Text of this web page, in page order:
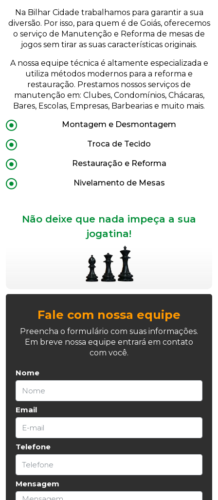
Na Bilhar Cidade trabalhamos para garantir a sua
diversão. Por isso, para quem é de Goiás, oferecemos
o serviço de Manutenção e Reforma de mesas de
jogos sem tirar as suas características originais.
A nossa equipe técnica é altamente especializada e
utiliza métodos modernos para a reforma e
restauração. Prestamos nossos serviços de
manutenção em: Clubes, Condomínios, Chácaras,
Bares, Escolas, Empresas, Barbearias e muito mais.
Montagem e Desmontagem
Troca de Tecido
Restauração e Reforma
Nivelamento de Mesas
Não deixe que nada impeça a sua
jogatina!
Fale com nossa equipe
Preencha o formulário com suas informações.
Em breve nossa equipe entrará em contato
com você.
Nome
Email
Telefone
Mensagem